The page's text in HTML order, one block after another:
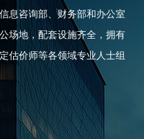
息咨询部、财务部和办公室
场地，配套设施齐全，拥有
估价师等各领域专业人士组